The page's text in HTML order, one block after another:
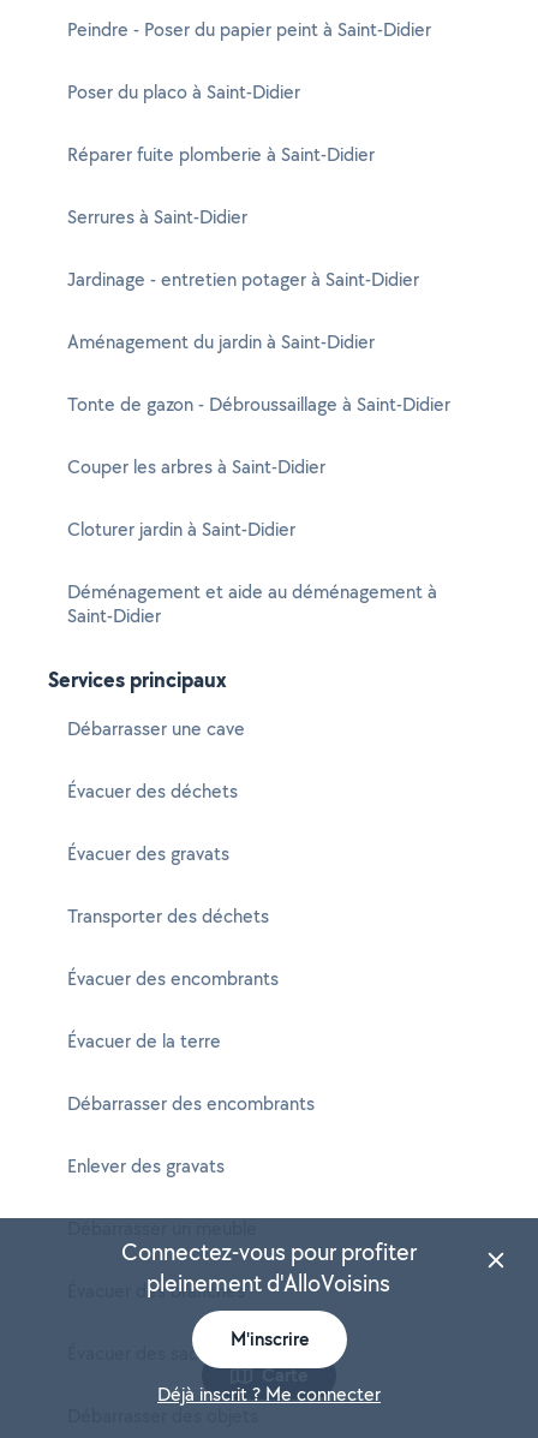
Peindre - Poser du papier peint à Saint-Didier
Poser du placo à Saint-Didier
Réparer fuite plomberie à Saint-Didier
Serrures à Saint-Didier
Jardinage - entretien potager à Saint-Didier
Aménagement du jardin à Saint-Didier
Tonte de gazon - Débroussaillage à Saint-Didier
Couper les arbres à Saint-Didier
Cloturer jardin à Saint-Didier
Déménagement et aide au déménagement à
Saint-Didier
Services principaux
Débarrasser une cave
Évacuer des déchets
Évacuer des gravats
Transporter des déchets
Évacuer des encombrants
Évacuer de la terre
Débarrasser des encombrants
Enlever des gravats
Évacuer des branches
Évacuer des sacs
Carte
Connectez-vous pour profiter
pleinement d'AlloVoisins
M'inscrire
Déjà inscrit ? Me connecter